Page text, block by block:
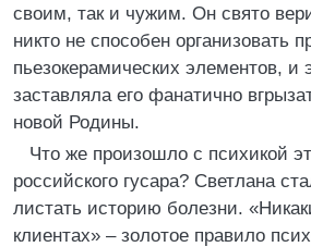
своим, так и чужим. Он свято
никто не способен организовать
пьезокерамических элементов, и
заставляла его фанатично
новой Родины.
Что же произошло с психикой
российского гусара? Светлана
листать историю болезни.
клиентах» – золотое правило